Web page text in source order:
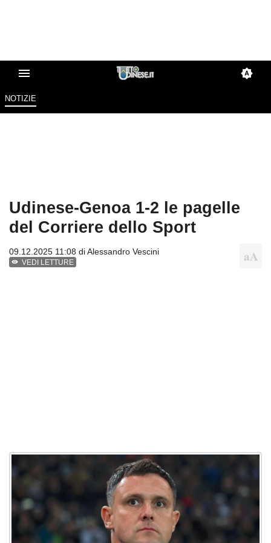
NOTIZIE
Udinese-Genoa 1-2 le pagelle
del Corriere dello Sport
09.12.2025 11:08 diAlessandro Vescini
VEDI LETTURE